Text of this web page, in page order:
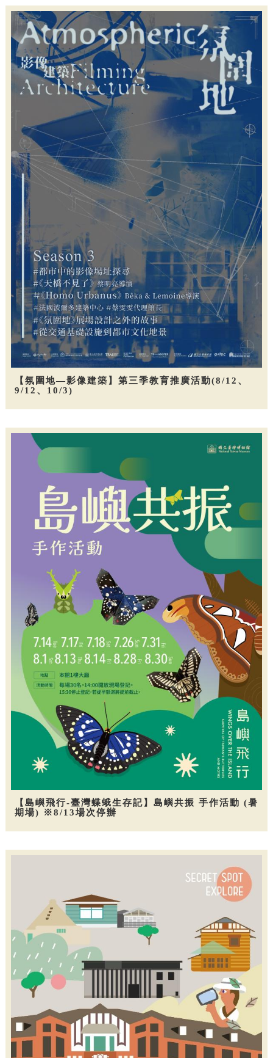
【氛圍地—影像建築】第三季教育推廣活動(8/12、
9/12、10/3)
【島嶼飛行-臺灣蝶蛾生存記】島嶼共振 手作活動 (暑
期場) ※8/13場次停辦